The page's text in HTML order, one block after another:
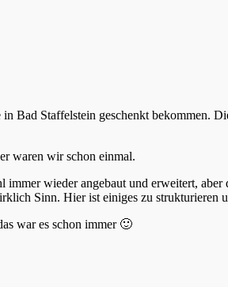
Bad Staffelstein geschenkt bekommen.
waren wir schon einmal.
wieder angebaut und erweitert,
Sinn. Hier ist einiges zu strukturieren
war es schon immer 🙂